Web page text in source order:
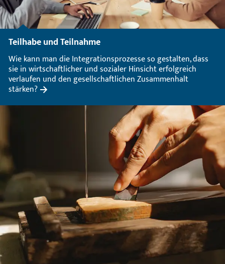
Teilhabe und Teilnahme
Wie kann man die Integrationsprozesse so gestalten, dass
sie in wirtschaftlicher und sozialer Hinsicht erfolgreich
verlaufen und den gesellschaftlichen Zusammenhalt
stärken?